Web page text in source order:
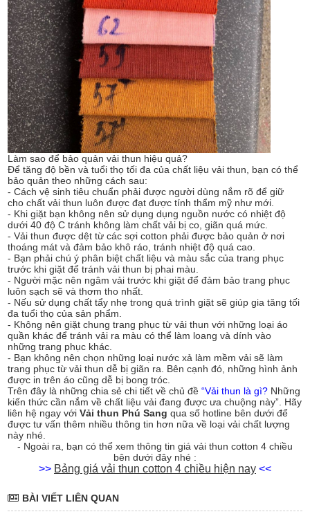
Làm sao để bảo quản vải thun hiệu quả?
Để tăng độ bền và tuổi thọ tối đa của chất liệu vải thun, bạn có thể
bảo quản theo những cách sau:
- Cách vệ sinh tiêu chuẩn phải được người dùng nắm rõ để giữ
cho chất vải thun luôn được đạt được tính thẩm mỹ như mới.
- Khi giặt bạn không nên sử dụng dụng nguồn nước có nhiệt độ
dưới 40 độ C tránh không làm chất vải bị co, giãn quá mức.
- Vải thun được dệt từ các sợi cotton phải được bảo quản ở nơi
thoáng mát và đảm bảo khô ráo, tránh nhiệt độ quá cao.
- Bạn phải chú ý phân biệt chất liệu và màu sắc của trang phục
trước khi giặt để tránh vải thun bị phai màu.
- Người mặc nên ngâm vải trước khi giặt để đảm bảo trang phục
luôn sạch sẽ và thơm tho nhất.
- Nếu sử dụng chất tẩy nhẹ trong quá trình giặt sẽ giúp gia tăng tối
đa tuổi thọ của sản phẩm.
- Không nên giặt chung trang phục từ vải thun với những loại áo
quần khác để tránh vải ra màu có thể làm loang và dính vào
những trang phục khác.
- Bạn không nên chọn những loại nước xả làm mềm vải sẽ làm
trang phục từ vải thun dễ bị giãn ra. Bên cạnh đó, những hình ảnh
được in trên áo cũng dễ bị bong tróc.
Trên đây là những chia sẻ chi tiết về chủ đề“Vải thun là gì? Những
kiến thức cần nắm về chất liệu vải đang được ưa chuộng này”. Hãy
liên hệ ngay vớiVải thun Phú Sang qua số hotline bên dưới để
được tư vấn thêm nhiều thông tin hơn nữa về loại vải chất lượng
này nhé.
- Ngoài ra, bạn có thể xem thông tin giá vải thun cotton 4 chiều
bên dưới đây nhé :
>> Bảng giá vải thun cotton 4 chiều hiện nay <<
BÀI VIẾT LIÊN QUAN